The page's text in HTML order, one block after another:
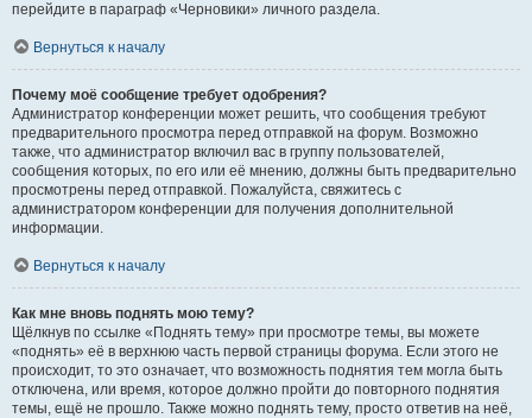
перейдите в параграф «Черновики» личного раздела.
Вернуться к началу
Почему моё сообщение требует одобрения?
Администратор конференции может решить, что сообщения требуют
предварительного просмотра перед отправкой на форум. Возможно
также, что администратор включил вас в группу пользователей,
сообщения которых, по его или её мнению, должны быть предварительно
просмотрены перед отправкой. Пожалуйста, свяжитесь с
администратором конференции для получения дополнительной
информации.
Вернуться к началу
Как мне вновь поднять мою тему?
Щёлкнув по ссылке «Поднять тему» при просмотре темы, вы можете
«поднять» её в верхнюю часть первой страницы форума. Если этого не
происходит, то это означает, что возможность поднятия тем могла быть
отключена, или время, которое должно пройти до повторного поднятия
темы, ещё не прошло. Также можно поднять тему, просто ответив на неё,